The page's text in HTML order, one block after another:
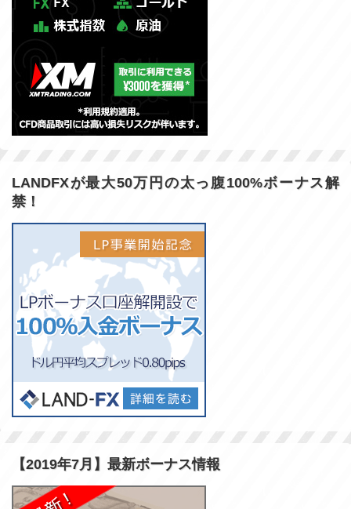
LANDFXが最大50万円の太っ腹100%ボーナス解
禁！
【2019年7月】最新ボーナス情報